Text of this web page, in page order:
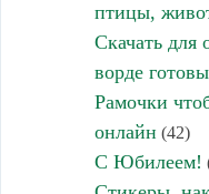
птицы,
Скачать для
ворде
Рамочки
онлайн (42)
С Юбилеем!